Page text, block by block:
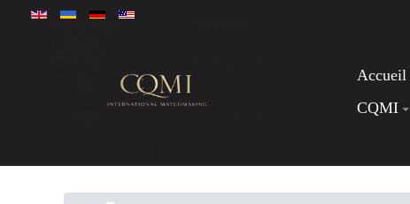
Accueil
CQMI